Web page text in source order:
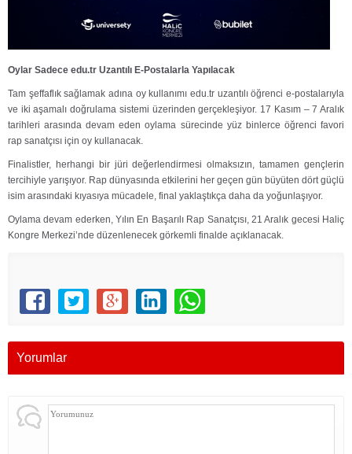
Oylar Sadece edu.tr Uzantılı E-Postalarla Yapılacak
Tam şeffaflık sağlamak adına oy kullanımı edu.tr uzantılı öğrenci e-postalarıyla
ve iki aşamalı doğrulama sistemi üzerinden gerçekleşiyor. 17 Kasım – 7 Aralık
tarihleri arasında devam eden oylama sürecinde yüz binlerce öğrenci favori
rap sanatçısı için oy kullanacak.
Finalistler, herhangi bir jüri değerlendirmesi olmaksızın, tamamen gençlerin
tercihiyle yarışıyor. Rap dünyasında etkilerini her geçen gün büyüten dört güçlü
isim arasındaki kıyasıya mücadele, final yaklaştıkça daha da yoğunlaşıyor.
Oylama devam ederken, Yılın En Başarılı Rap Sanatçısı, 21 Aralık gecesi Haliç
Kongre Merkezi’nde düzenlenecek görkemli finalde açıklanacak.
Yorumlar